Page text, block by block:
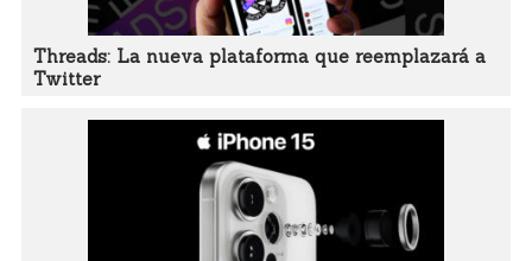
Threads: La nueva plataforma que reemplazará a
Twitter